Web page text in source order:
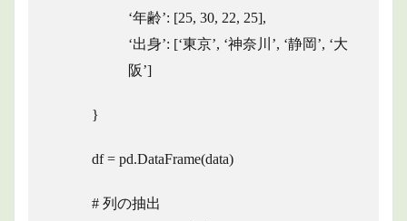
‘年齢’: [25, 30, 22, 25],
‘出身’: [‘東京’, ‘神奈川’, ‘静岡’, ‘大
阪’]
}
df = pd.DataFrame(data)
# 列の抽出